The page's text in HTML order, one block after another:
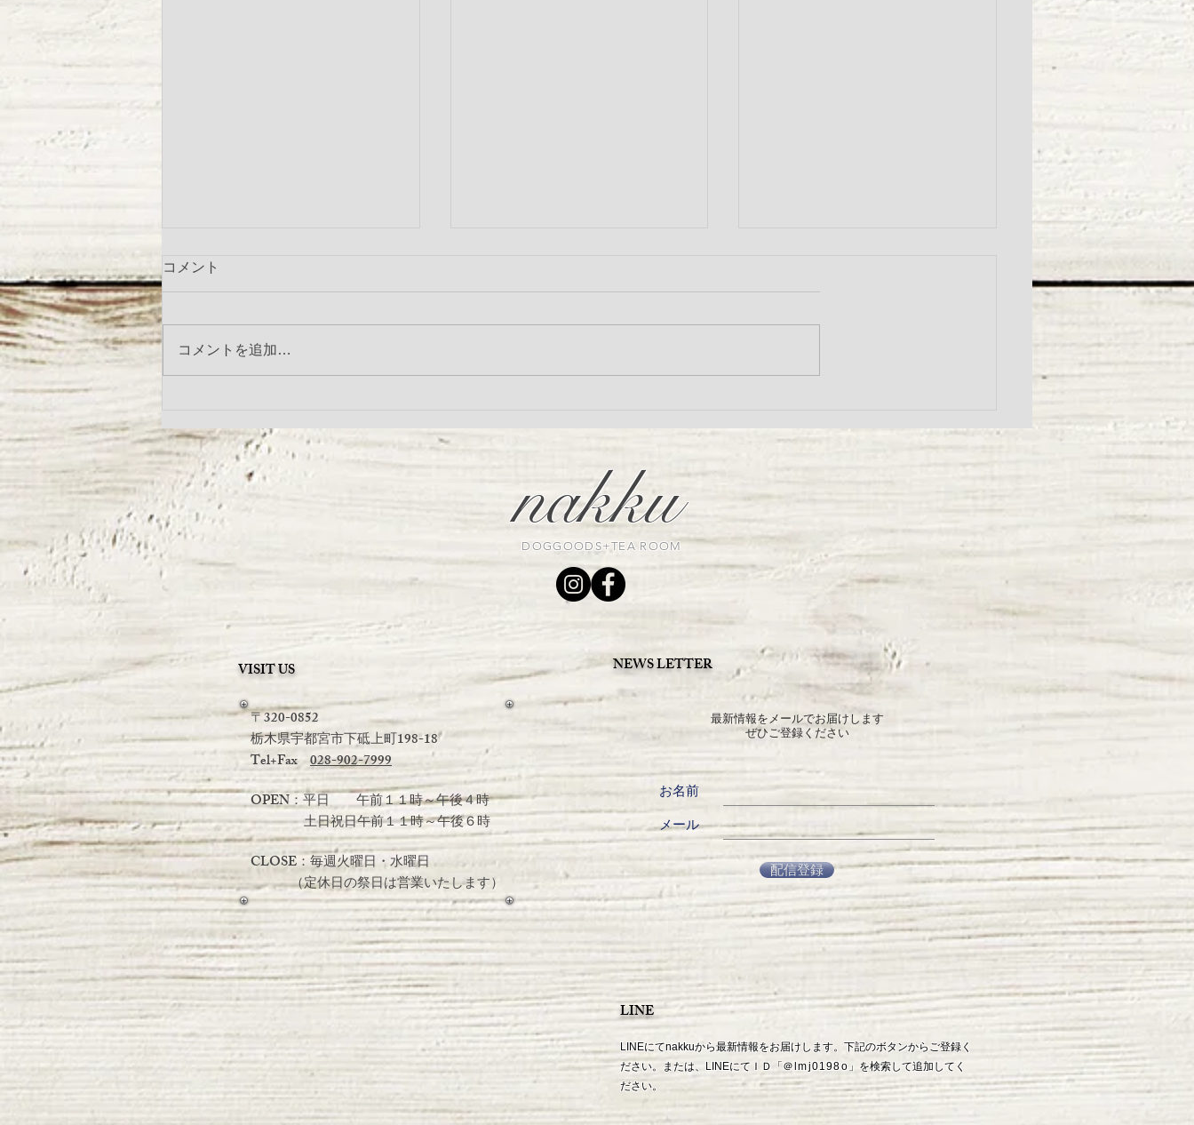
ー・ 8月開催のお知らせです
コメント
コメントを追加…
nakku
DOGGOODS+TEA ROOM
VISIT US
〒320-0852
栃木県宇都宮市下砥上町198-18
Tel+Fax028-902-7999
OPEN：平日 午前１１時～午後４時
土日祝日午前１１時～午後６時
CLOSE：毎週火曜日・水曜日
（定休日の祭日は営業いたします）
NEWS LETTER
最新情報をメールでお届けします
ぜひご登録ください
お名前
メール
配信登録
LINE
LINEにてnakkuから最新情報をお届けします。下記のボタンからご登録く
ださい。または、LINEにてＩＤ「 ＠lmj0198o 」を検索して追加してく
ださい。